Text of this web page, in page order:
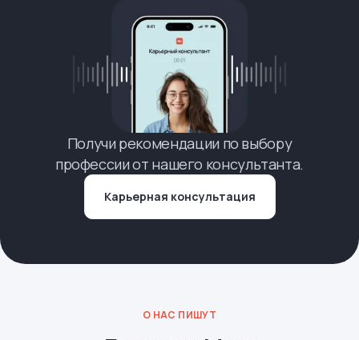
Получи рекомендации по выбору
профессии от нашего консультанта.
Карьерная консультация
О НАС ПИШУТ